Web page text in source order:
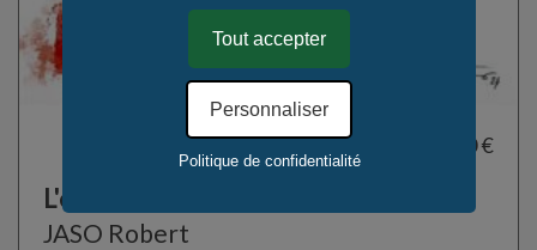
4 750,00 €
L'énigme de l'Absence
JASO Robert
Tout accepter
Personnaliser
Politique de confidentialité